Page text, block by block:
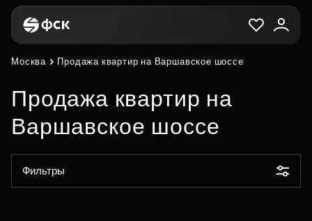
Москва Продажа квартир на Варшавское шоссе
Продажа квартир на
Варшавское шоссе
Фильтры